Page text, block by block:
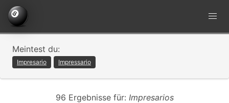
Meintest du:
Impresario Impressario
96 Ergebnisse für: Impresarios